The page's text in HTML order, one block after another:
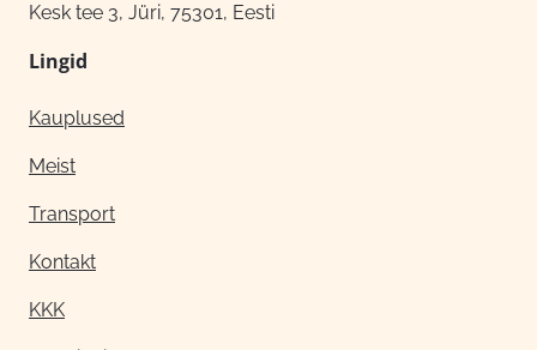
Kesk tee 3, Jüri, 75301, Eesti
Lingid
Kauplused
Meist
Transport
Kontakt
KKK